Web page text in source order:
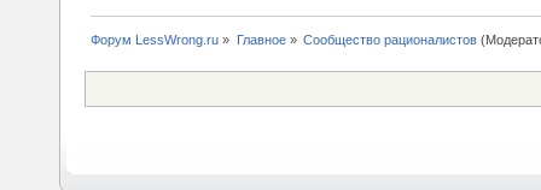
Форум LessWrong.ru » Главное» Сообщество рационалистов